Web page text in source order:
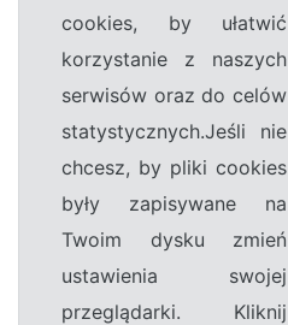
cookies, by ułatwić
korzystanie z naszych
serwisów oraz do celów
statystycznych.Jeśli nie
chcesz, by pliki cookies
były zapisywane na
Twoim dysku zmień
ustawienia swojej
przeglądarki. Kliknij